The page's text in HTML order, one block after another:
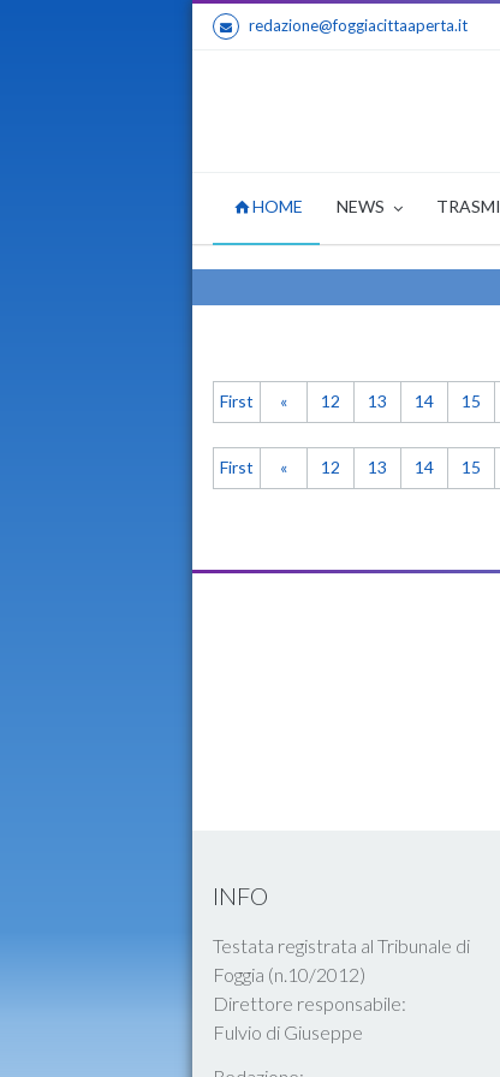
redazione@foggiacittaaperta.it
HOME NEWS
First « 12 13 14 15
First « 12 13 14 15
INFO
Testata registrata al Tribunale di
Foggia (n.10/2012)
Direttore responsabile:
Fulvio di Giuseppe